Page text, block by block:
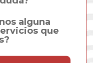
alguna
que